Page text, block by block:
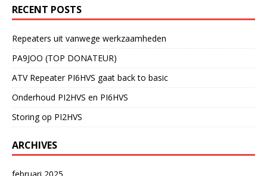
RECENT POSTS
Repeaters uit vanwege werkzaamheden
PA9JOO (TOP DONATEUR)
ATV Repeater PI6HVS gaat back to basic
Onderhoud PI2HVS en PI6HVS
Storing op PI2HVS
ARCHIVES